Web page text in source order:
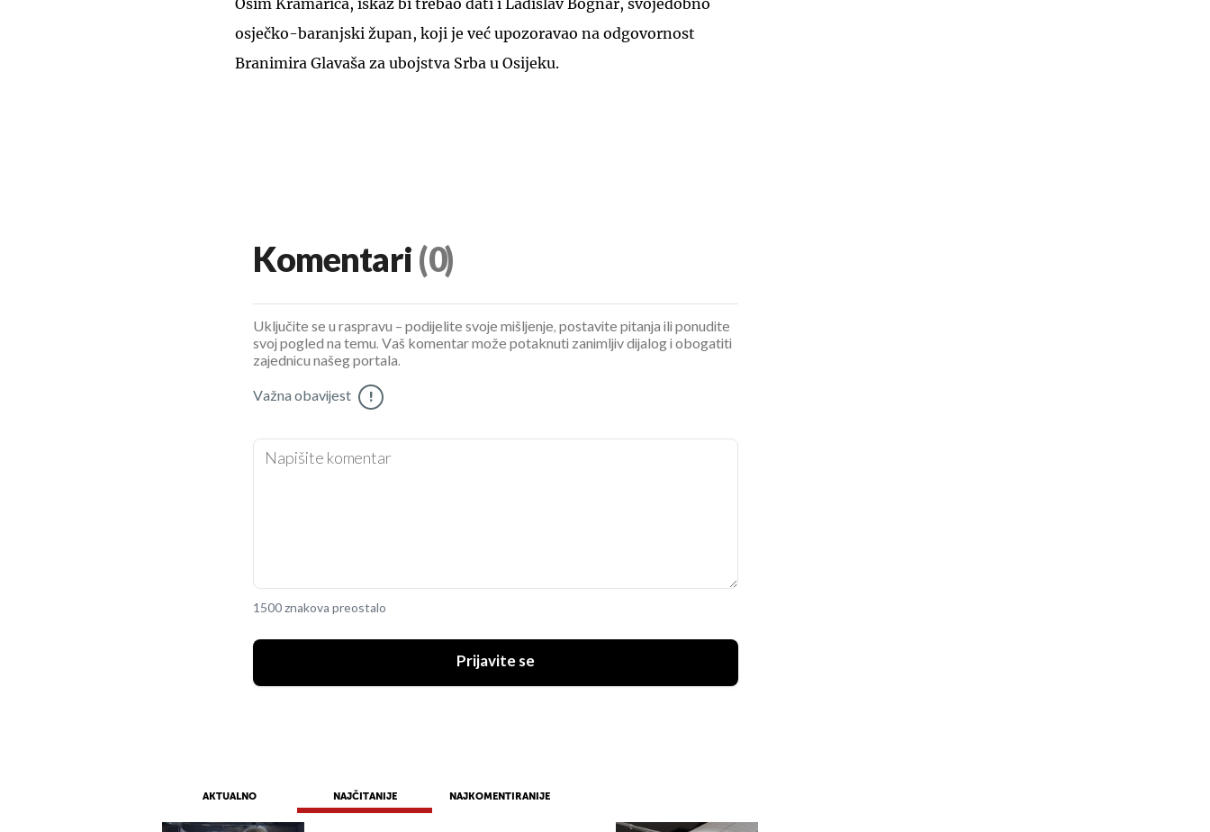
Osim Kramarića, iskaz bi trebao dati i Ladislav Bognar, svojedobno
osječko-baranjski župan, koji je već upozoravao na odgovornost
Branimira Glavaša za ubojstva Srba u Osijeku.
Komentari (0)
Uključite se u raspravu – podijelite svoje mišljenje, postavite pitanja ili ponudite
svoj pogled na temu. Vaš komentar može potaknuti zanimljiv dijalog i obogatiti
zajednicu našeg portala.
Važna obavijest !
1500 znakova preostalo
Prijavite se
AKTUALNO NAJČITANIJE NAJKOMENTIRANIJE